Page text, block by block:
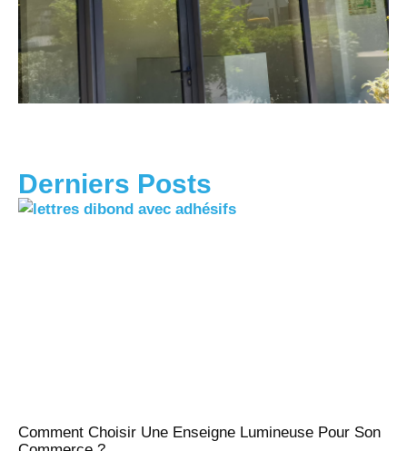
Derniers Posts
Comment Choisir Une Enseigne Lumineuse Pour Son